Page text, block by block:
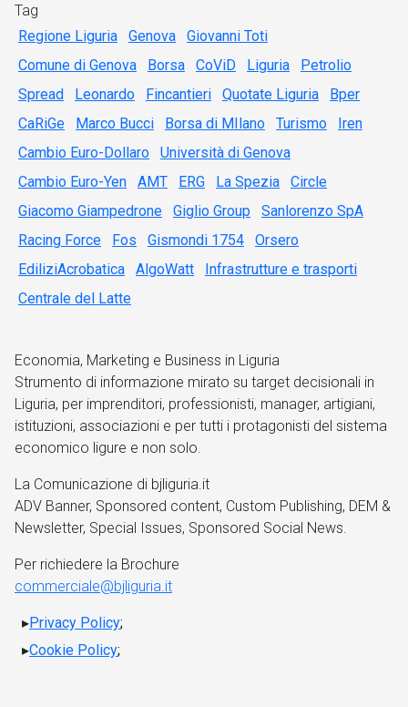
Tag
Regione Liguria
Genova
Giovanni Toti
Comune di Genova
Borsa CoViD Liguria
Petrolio
Spread
Leonardo Fincantieri Quotate Liguria
Bper
CaRiGe
Marco Bucci Borsa di MIlano Turismo
Iren
Cambio Euro-Dollaro
Università di Genova
Cambio Euro-Yen
AMT ERG La Spezia
Circle
Giacomo Giampedrone
Giglio Group
Sanlorenzo SpA
Racing Force
Fos Gismondi 1754
Orsero
EdiliziAcrobatica
AlgoWatt
Infrastrutture e trasporti
Centrale del Latte
Economia, Marketing e Business in Liguria
Strumento di informazione mirato su target decisionali in
Liguria, per imprenditori, professionisti, manager, artigiani,
istituzioni, associazioni e per tutti i protagonisti del sistema
economico ligure e non solo.
La Comunicazione di bjliguria.it
ADV Banner, Sponsored content, Custom Publishing, DEM &
Newsletter, Special Issues, Sponsored Social News.
Per richiedere la Brochure
commerciale@bjliguria.it
Privacy Policy;
Cookie Policy;